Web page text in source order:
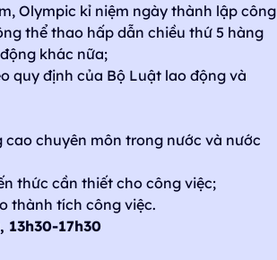
Olympic kỉ niệm ngày thành lập công
thể thao hấp dẫn chiều thứ 5 hàng
khác nữa;
quy định của Bộ Luật lao động và
chuyên môn trong nước và nước
thức cần thiết cho công việc;
thành tích công việc.
13h30-17h30